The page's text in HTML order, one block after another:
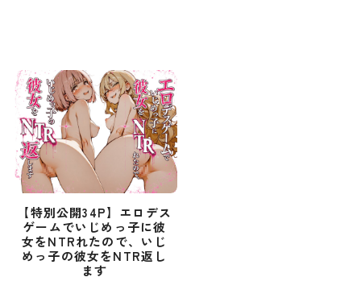
【特別公開34P】エロデス
ゲームでいじめっ子に彼
女をNTRれたので、いじ
めっ子の彼女をNTR返し
ます